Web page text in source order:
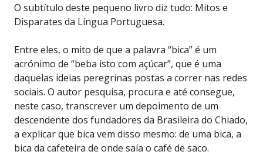
O subtítulo deste pequeno livro diz tudo: Mitos e
Disparates da Língua Portuguesa.
Entre eles, o mito de que a palavra “bica” é um
acrónimo de “beba isto com açúcar”, que é uma
daquelas ideias peregrinas postas a correr nas redes
sociais. O autor pesquisa, procura e até consegue,
neste caso, transcrever um depoimento de um
descendente dos fundadores da Brasileira do Chiado,
a explicar que bica vem disso mesmo: de uma bica, a
bica da cafeteira de onde saía o café de saco.